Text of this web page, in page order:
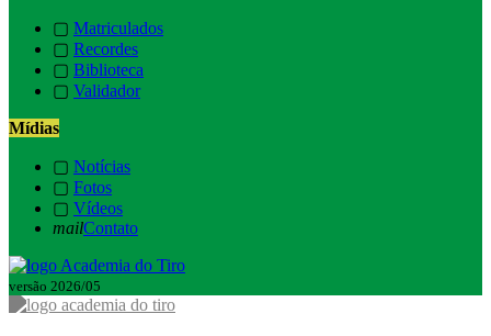
▢ Matriculados
▢ Recordes
▢ Biblioteca
▢ Validador
Mídias
▢ Notícias
▢ Fotos
▢ Vídeos
mailContato
versão 2026/05